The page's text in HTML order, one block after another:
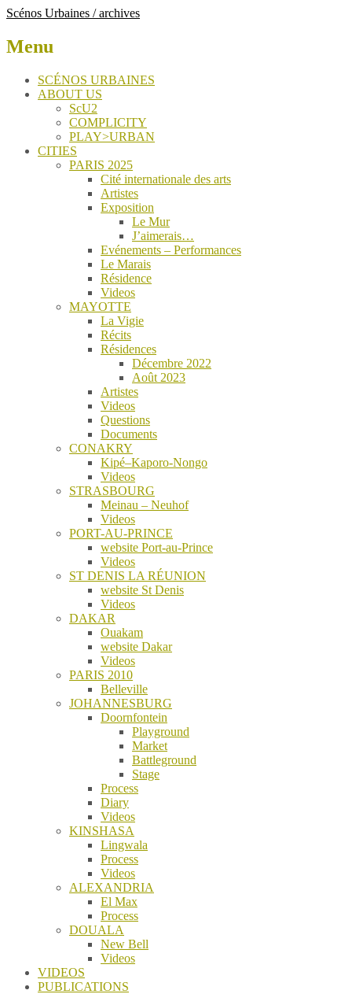
Scénos Urbaines / archives
Menu
Skip
SCÉNOS URBAINES
ABOUT US
ScU2
COMPLICITY
PLAY>URBAN
CITIES
PARIS 2025
Cité internationale des arts
Artistes
Exposition
Le Mur
J’aimerais…
Evénements – Performances
Le Marais
Résidence
Videos
MAYOTTE
La Vigie
Récits
Résidences
Décembre 2022
Août 2023
Artistes
Videos
Questions
Documents
CONAKRY
Kipé–Kaporo-Nongo
Videos
STRASBOURG
Meinau – Neuhof
Videos
PORT-AU-PRINCE
website Port-au-Prince
Videos
ST DENIS LA RÉUNION
website St Denis
Videos
DAKAR
Ouakam
website Dakar
Videos
PARIS 2010
Belleville
JOHANNESBURG
Doornfontein
Playground
Market
Battleground
Stage
Process
Diary
Videos
KINSHASA
Lingwala
Process
Videos
ALEXANDRIA
El Max
Process
DOUALA
New Bell
Videos
VIDEOS
PUBLICATIONS